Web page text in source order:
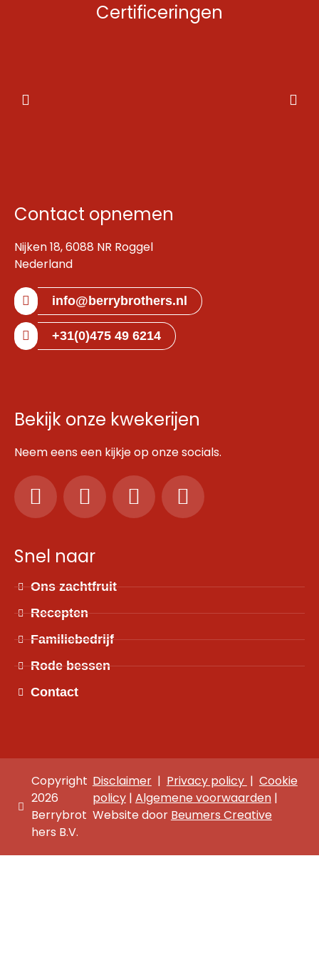
Certificeringen
Contact opnemen
Nijken 18, 6088 NR Roggel
Nederland
info@berrybrothers.nl
+31(0)475 49 6214
Bekijk onze kwekerijen
Neem eens een kijkje op onze socials.
Snel naar
Ons zachtfruit
Recepten
Familiebedrijf
Rode bessen
Contact
Copyright
2026
Berrybrot
hers B.V.
Disclaimer| Privacy policy | Cookie
policy| Algemene voorwaarden|
Website door Beumers Creative